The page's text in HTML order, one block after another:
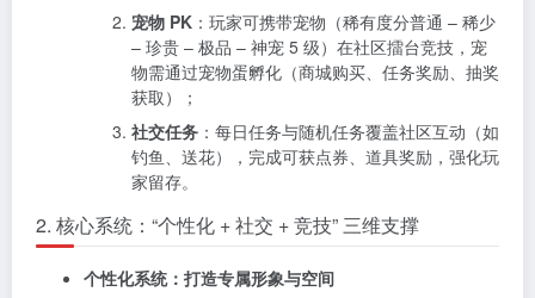
宠物 PK ：玩家可携带宠物（稀有度分普通 – 稀少
– 珍贵 – 极品 – 神宠 5 级）在社区擂台竞技，宠
物需通过宠物蛋孵化（商城购买、任务奖励、抽奖
获取）；
社交任务 ：每日任务与随机任务覆盖社区互动（如
钓鱼、送花），完成可获点券、道具奖励，强化玩
家留存。
2. 核心系统：“个性化 + 社交 + 竞技” 三维支撑
个性化系统：打造专属形象与空间